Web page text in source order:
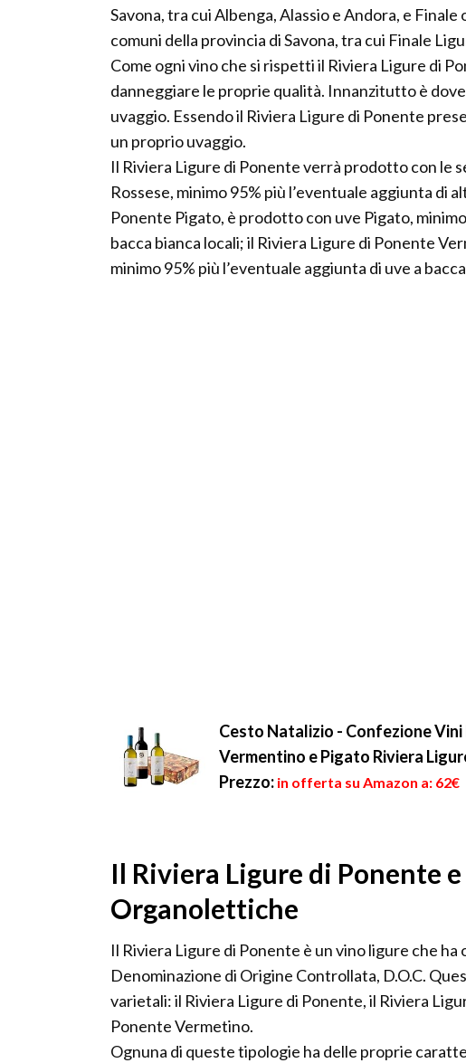
Savona, tra cui Albenga, Alassio e Andora, e
comuni della provincia di Savona, tra cui Finale
Come ogni vino che si rispetti il Riviera Ligure di
danneggiare le proprie qualità. Innanzitutto è
uvaggio. Essendo il Riviera Ligure di Ponente
un proprio uvaggio.
Il Riviera Ligure di Ponente verrà prodotto con le
Rossese, minimo 95% più l’eventuale aggiunta di
Ponente Pigato, è prodotto con uve Pigato,
bacca bianca locali; il Riviera Ligure di Ponente
minimo 95% più l’eventuale aggiunta di uve a
Cesto Natalizio - Confezione Vini
Vermentino e Pigato Riviera
Prezzo: in offerta su Amazon a: 62€
Il Riviera Ligure di Ponente
Organolettiche
Il Riviera Ligure di Ponente è un vino ligure che
Denominazione di Origine Controllata, D.O.C.
varietali: il Riviera Ligure di Ponente, il Riviera
Ponente Vermetino.
Ognuna di queste tipologie ha delle proprie